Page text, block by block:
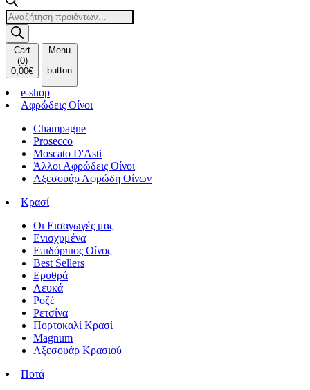
Products
search
Cart
(0)
0,00€
Menu
button
e-shop
Αφρώδεις Οίνοι
Champagne
Prosecco
Moscato D'Asti
Άλλοι Αφρώδεις Οίνοι
Αξεσουάρ Αφρώδη Οίνων
Κρασί
Οι Εισαγωγές μας
Ενισχυμένα
Επιδόρπιος Οίνος
Best Sellers
Ερυθρά
Λευκά
Ροζέ
Ρετσίνα
Πορτοκαλί Κρασί
Magnum
Αξεσουάρ Κρασιού
Ποτά